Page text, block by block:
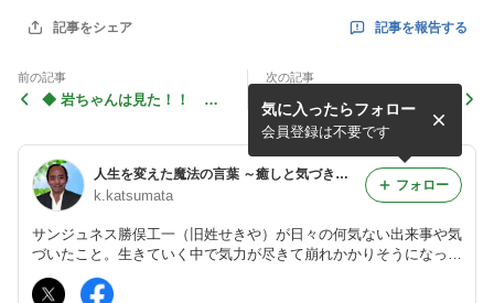
記事をシェア 記事を報告する
前の記事
◆ 岩ちゃんは見た！！
次の記事
カバラシリーズの違いって何
ですか？
人生を変えた魔法の言葉 ～癒しと気づきに出逢う､静かな物語たち～〔こ～ちゃんの気まぐれ日記〕
k.katsumata
サンジュネス勝俣工一（旧姓せきや）が日々の何気ない出来事や気
づいたこと。生きていく中で気力が尽きて崩れかかりそうになった
とき、方向を失い迷っていたとき、さまざまな場面に出会い支えら
れた言葉、感動させられた言葉を送り続けたいと思います。
気に入ったらフォロー
会員登録は不要です
フォロー